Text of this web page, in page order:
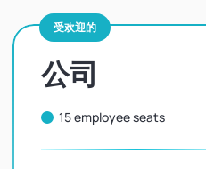
公司
受欢迎的
15 employee seats